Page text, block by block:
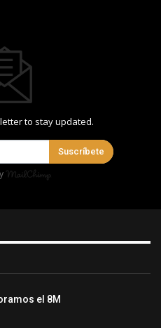
to stay updated.
Suscríbete
el 8M